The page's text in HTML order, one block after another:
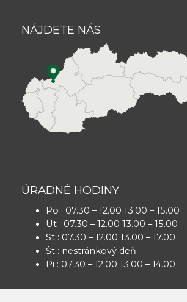
NÁJDETE NÁS
ÚRADNÉ HODINY
Po : 07.30 – 12.00 13.00 – 15.00
Ut : 07.30 – 12.00 13.00 – 15.00
St : 07.30 – 12.00 13.00 – 17.00
Št : nestránkový deň
Pi : 07.30 – 12.00 13.00 – 14.00